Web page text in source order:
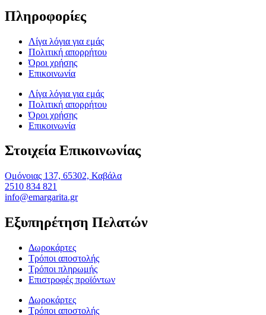
Πληροφορίες
Λίγα λόγια για εμάς
Πολιτική απορρήτου
Όροι χρήσης
Επικοινωνία
Λίγα λόγια για εμάς
Πολιτική απορρήτου
Όροι χρήσης
Επικοινωνία
Στοιχεία Επικοινωνίας
Ομόνοιας 137, 65302, Καβάλα
2510 834 821
info@emargarita.gr
Εξυπηρέτηση Πελατών
Δωροκάρτες
Τρόποι αποστολής
Τρόποι πληρωμής
Επιστροφές προϊόντων
Δωροκάρτες
Τρόποι αποστολής